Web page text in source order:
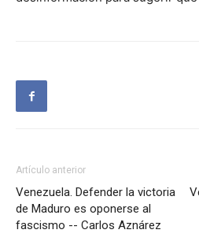
Artículo anterior
Venezuela. Defender la victoria
de Maduro es oponerse al
fascismo -- Carlos Aznárez